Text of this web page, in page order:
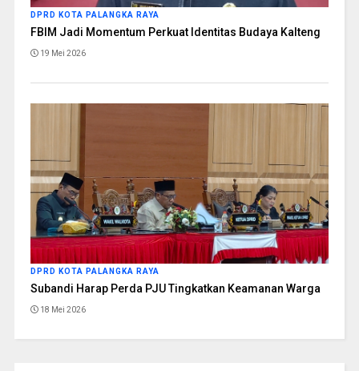
DPRD KOTA PALANGKA RAYA
FBIM Jadi Momentum Perkuat Identitas Budaya Kalteng
19 Mei 2026
DPRD KOTA PALANGKA RAYA
Subandi Harap Perda PJU Tingkatkan Keamanan Warga
18 Mei 2026